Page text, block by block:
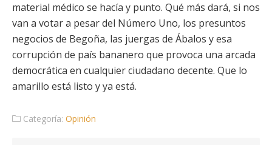
material médico se hacía y punto. Qué más dará, si nos
van a votar a pesar del Número Uno, los presuntos
negocios de Begoña, las juergas de Ábalos y esa
corrupción de país bananero que provoca una arcada
democrática en cualquier ciudadano decente. Que lo
amarillo está listo y ya está.
Categoría: Opinión